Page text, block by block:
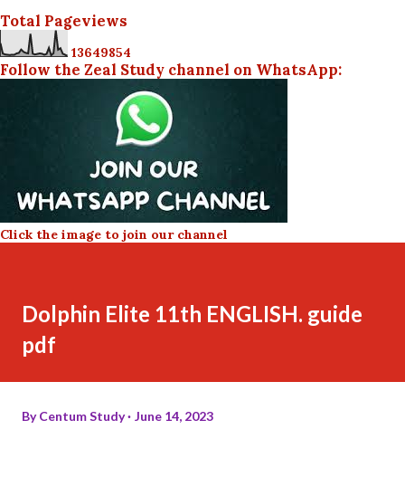
Total Pageviews
13649854
Follow the Zeal Study channel on WhatsApp:
Click the image to join our channel
Dolphin Elite 11th ENGLISH. guide
pdf
ByCentum Study June 14, 2023